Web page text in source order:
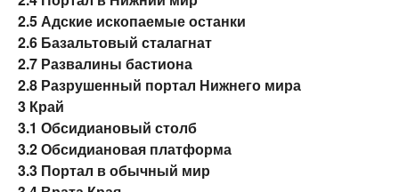
2.5Адские ископаемые останки
2.6 Базальтовый сталагнат
2.7 Развалины бастиона
2.8 Разрушенный портал Нижнего мира
3 Край
3.1 Обсидиановый столб
3.2Обсидиановая платформа
3.3 Портал в обычный мир